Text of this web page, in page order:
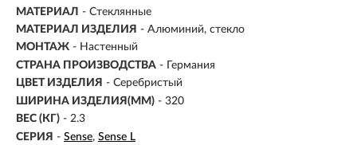
МАТЕРИАЛ - Стеклянные
МАТЕРИАЛ ИЗДЕЛИЯ - Алюминий, стекло
МОНТАЖ - Настенный
СТРАНА ПРОИЗВОДСТВА - Германия
ЦВЕТ ИЗДЕЛИЯ - Серебристый
ШИРИНА ИЗДЕЛИЯ(ММ) - 320
ВЕС (КГ) - 2.3
СЕРИЯ - Sense Sense L